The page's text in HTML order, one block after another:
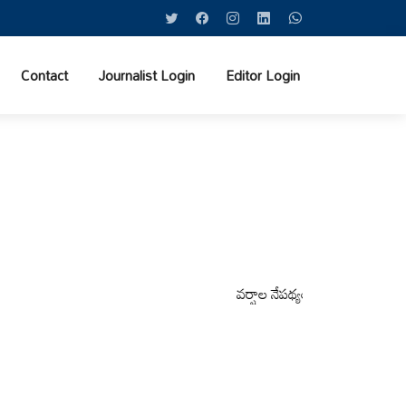
Contact Journalist Login Editor Login
వర్షాల నేపథ్యంలో కోటపల్లి, వేమనపల్లి